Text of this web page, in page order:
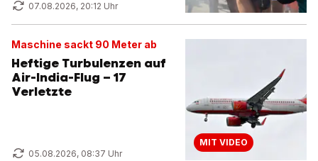
07.08.2026, 20:12 Uhr
Maschine sackt 90 Meter ab
Heftige Turbulenzen auf
Air-India-Flug – 17
Verletzte
05.08.2026, 08:37 Uhr
MIT VIDEO